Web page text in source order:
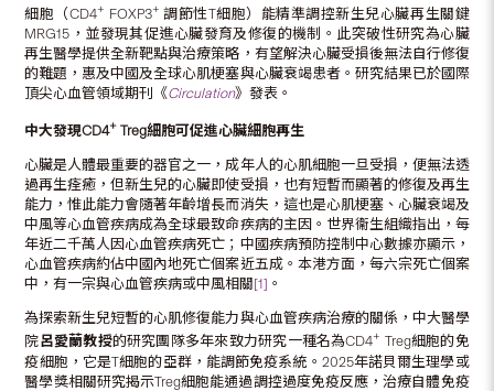
細胞（CD4+ FOXP3+ 調節性T細胞）能精準調控新生兒心臟再生關鍵
MRG15，並發現其促進心臟發育及修復的機制。此突破性研究為心臟
再生醫學提供全新靶點與治療策略，有望解決心臟受損後無法自行修復
的難題，惠及中國及全球心肌梗塞與心臟衰竭患者。研究結果已於國際
頂尖心血管領域期刊《Circulation》發表。
中大發現CD4+ Treg細胞可促進心臟細胞再生
心臟是人體最重要的器官之一，成年人的心肌細胞一旦受損，便無法透
過再生痊癒，但新生兒的心臟即使受損，也有短暫而顯著的修復及再生
能力，惟此能力會隨著年齡增長而消失，這也是心肌梗塞、心臟衰竭及
中風等心血管疾病成為全球最致命疾病的主因。世界衞生組織指出，每
年近二千萬人因心血管疾病死亡；中國疾病預防控制中心數據亦顯示，
心血管疾病約佔中國內地死亡個案近五成。本港方面，每六宗死亡個案
中，有一宗與心血管疾病或中風相關 [1] 。
為探索新生兒短暫的心肌修復能力與心血管疾病治療的關係，中大醫學
院呂愛蘭教授的研究團隊多年來致力研究一種名為CD4+ Treg細胞的免
疫細胞，它是T細胞的亞群，能調節免疫系統。2025年諾貝爾生理學或
醫學獎相關研究揭示Treg細胞能通過調控過度免疫反應，治療自體免疫